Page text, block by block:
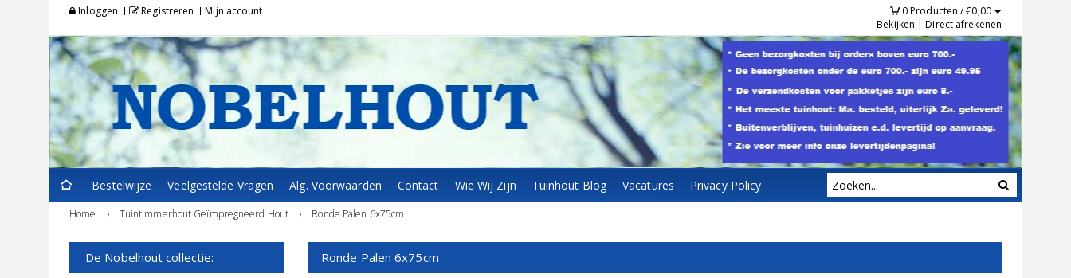
Inloggen Registreren Mijn account 0Producten /€0,00
Bekijken | Direct afrekenen
Bestelwijze Veelgestelde Vragen Alg. Voorwaarden Contact Wie Wij Zijn Tuinhout Blog Vacatures Privacy Policy
Home › Tuintimmerhout Geïmpregneerd Hout › Ronde Palen 6x75cm
De Nobelhout collectie: Ronde Palen 6x75cm